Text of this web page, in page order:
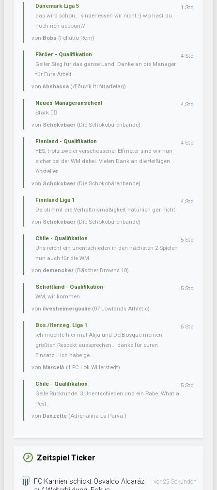
Dänemark Liga 5
das wird schon… kinder essen wir nicht:-) wo hast du
noch nen account?
von Bobs (Fellatio Rom)
1 Std
Färöer - Qualifikation
Geiler Sieg für das ganze Land. Danke an die Manager
für Eure Arbeit
vonAhnbassa (Æðuvík Ítróttarfelag)
4 Std
Neues Manageransehen!
Stark 👍🏼
von Schokobaer (Die Schokobärenbande)
4 Std
Finnland - Qualifikation
YES, trotz zweier verschossener Elfmeter sind wir nun
sicher bei der WM dabei. Vielen Dank an die fleißigen
Absteller...
von Schokobaer (Die Schokobärenbande)
4 Std
Finnland Liga 1
Da stimmt die Verhältnismäßigkeit natürlich gar nicht
von Schokobaer (Die Schokobärenbande)
4 Std
Chile - Qualifikation
Uns reicht ein unentschieden in den nächsten 2 Spielen
nun auch für die WM
von demencher (Bäscher Browns 18)
5 Std
Schottland - Qualifikation
WM, wir kommen.
von ilvesheimergoalie (07 Lowlands Athletic)
5 Std
Bos./Herzeg. Liga 1
Ich möchte hier mal Alija und DelBosque meinen
größten Respekt aussprechen... danke für euren
Einsatz... ich habe ge...
von MarcelA (1.FC Lok Willerstedt)
5 Std
Chile - Qualifikation
Geile Rückrunde. 3 Unentschieden und ein Rabe. What a
Pest.
von Danzette (Adrenalina La Parva )
5 Std
Zeitspiel Ticker
FC Kamien schickt Osvaldo Alcaráz
vor 25 Sekunden